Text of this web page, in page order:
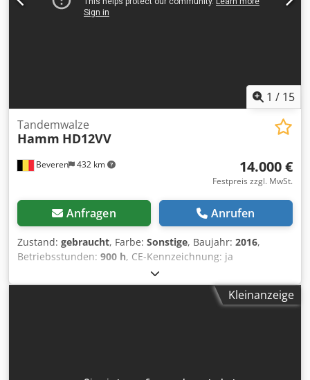
1 / 15
Beveren 432 km
Tandemwalze
Hamm HD12VV
14.000 €
Festpreis zzgl. MwSt.
Anfragen Anrufen
Zustand: gebraucht, Farbe: Sonstige, Baujahr: 2016,
Betriebsstunden: 900 h, CE-Kennzeichnung: ja
Seriennummer: H2007790 Maschinen zu verkaufen!
Besuchen Sie unsere Website, um eine Vielzahl von sofort
verfügbaren Maschinen zu entdecken. Wir bieten mehr
Kleinanzeige